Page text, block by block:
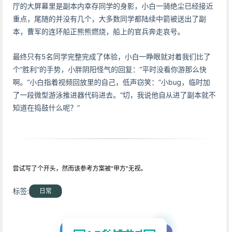
厅的大屏幕里是副本内幸存同学的身影，小白一骑绝尘已经接近
重点，尾随的并没有几个，大多数同学都陆续中箭被送出了副
本，曹军的连环船正熊熊燃烧，船上的官兵奔走哀号。
最终只有5名同学完整完成了体验，小白一睁眼就对着我们比了
个”胜利“的手势，小胖阴阳怪气的回复：”平时没看你游那么快
啊。“小白指着视频回放里的自己，低声窃笑：”小bug，临时加
了一段微型游泳推进器代码进去。“切，我说他自从进了副本就不
知道在捣鼓什么呢？”
尝试写了个开头，然而该参考方案被"甲方"无视。
标签: 日常